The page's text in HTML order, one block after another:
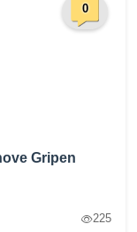
0
Gripen
225